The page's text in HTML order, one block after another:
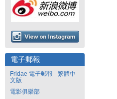
電子郵報
Fridae 電子郵報 - 繁體中
文版
電影俱樂部